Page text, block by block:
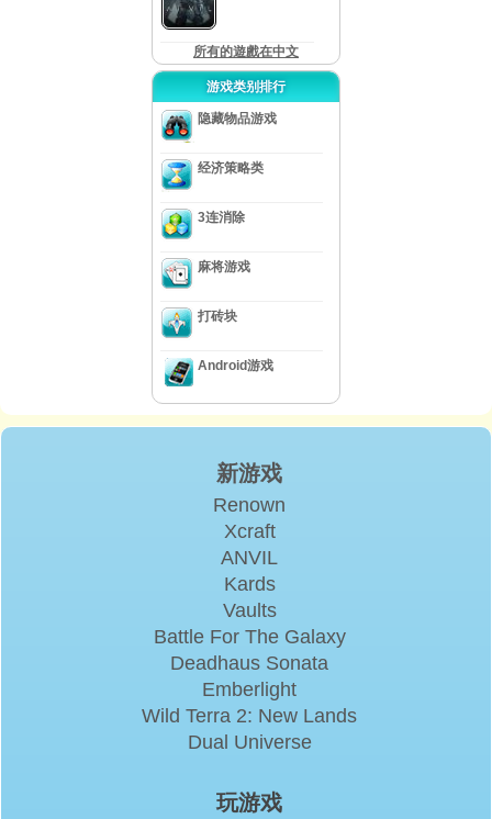
所有的遊戲在中文
游戏类别排行
隐藏物品游戏
经济策略类
3连消除
麻将游戏
打砖块
Android游戏
新游戏
Renown
Xcraft
ANVIL
Kards
Vaults
Battle For The Galaxy
Deadhaus Sonata
Emberlight
Wild Terra 2: New Lands
Dual Universe
玩游戏